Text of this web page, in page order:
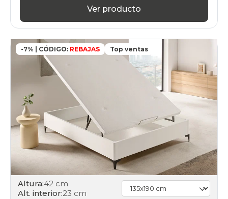
Ver producto
-7% | CÓDIGO: REBAJAS Top ventas
Altura:42 cm
Alt. interior:23 cm